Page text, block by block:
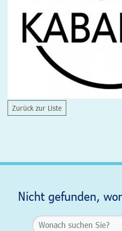
Zurück zur Liste
Nicht gefunden,